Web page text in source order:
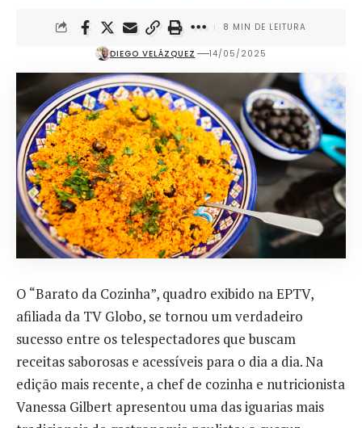
DIEGO VELÁZQUEZ 14/05/2025
8 MIN DE LEITURA
O “Barato da Cozinha”, quadro exibido na EPTV,
afiliada da TV Globo, se tornou um verdadeiro
sucesso entre os telespectadores que buscam
receitas saborosas e acessíveis para o dia a dia. Na
edição mais recente, a chef de cozinha e nutricionista
Vanessa Gilbert apresentou uma das iguarias mais